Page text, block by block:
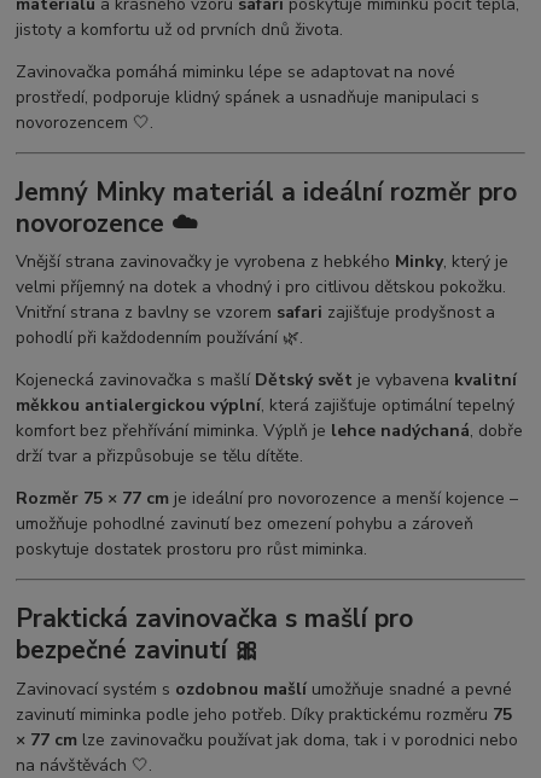
jistoty a komfortu už od prvních dnů života.
Zavinovačka pomáhá miminku lépe se adaptovat na nové
prostředí, podporuje klidný spánek a usnadňuje manipulaci s
novorozencem 🤍.
Jemný Minky materiál a ideální rozměr pro
novorozence ☁️
Vnější strana zavinovačky je vyrobena z hebkého Minky, který je
velmi příjemný na dotek a vhodný i pro citlivou dětskou pokožku.
Vnitřní strana z bavlny se vzorem safari zajišťuje prodyšnost a
pohodlí při každodenním používání 🌿.
Kojenecká zavinovačka s mašlí Dětský svět je vybavena kvalitní
měkkou antialergickou výplní, která zajišťuje optimální tepelný
komfort bez přehřívání miminka. Výplň je lehce nadýchaná, dobře
drží tvar a přizpůsobuje se tělu dítěte.
Rozměr 75 × 77 cm je ideální pro novorozence a menší kojence –
umožňuje pohodlné zavinutí bez omezení pohybu a zároveň
poskytuje dostatek prostoru pro růst miminka.
Praktická zavinovačka s mašlí pro
bezpečné zavinutí 🎀
Zavinovací systém s ozdobnou mašlí umožňuje snadné a pevné
zavinutí miminka podle jeho potřeb. Díky praktickému rozměru 75
× 77 cm lze zavinovačku používat jak doma, tak i v porodnici nebo
na návštěvách 🤍.